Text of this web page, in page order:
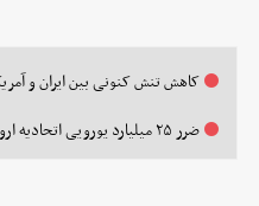
کاهش تنش کنونی بین ایران و
ضرر ۲۵ میلیارد یورویی اتحادیه اروپا درپی جنگ علیه ایران